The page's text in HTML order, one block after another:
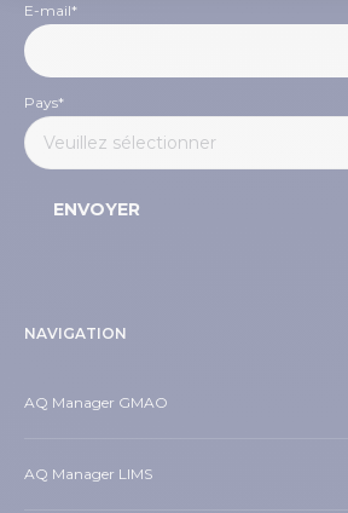
NAVIGATION
AQ Manager GMAO
AQ Manager LIMS
E-mail*
Pays*